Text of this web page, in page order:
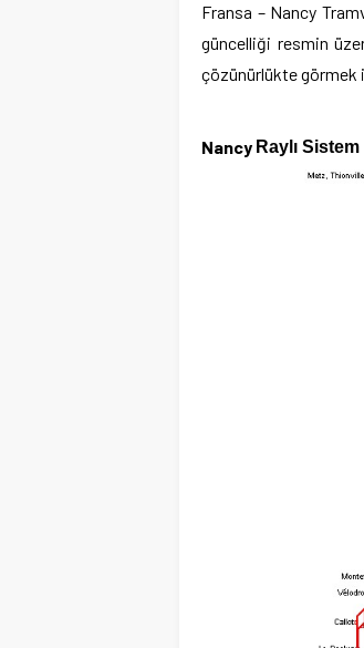
Fransa – Nancy
güncelliği resmin
çözünürlükte görmek
Nancy Raylı Sistem